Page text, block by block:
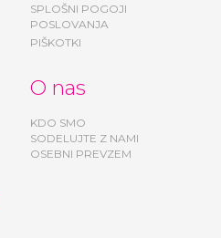
SPLOŠNI POGOJI
POSLOVANJA
PIŠKOTKI
O nas
KDO SMO
SODELUJTE Z NAMI
OSEBNI PREVZEM